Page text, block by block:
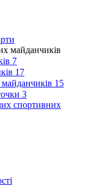
майданчиків
7
17
15
3
спортивних